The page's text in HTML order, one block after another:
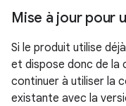
Mise à jour pour
Si le produit utilise
et dispose donc de la
continuer à utiliser la
existante avec la